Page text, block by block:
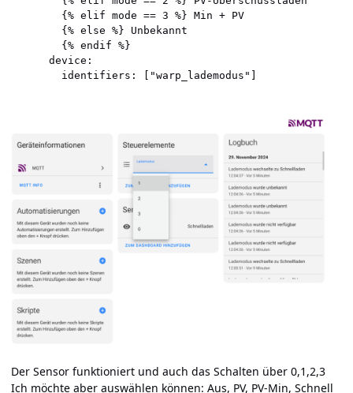
        {% elif mode == 3 %} Min + PV
        {% else %} Unbekannt
        {% endif %}
      device:
Der Sensor funktioniert und auch das Schalten über 0,1,2,3
Ich möchte aber auswählen können: Aus, PV, PV-Min, Schnell